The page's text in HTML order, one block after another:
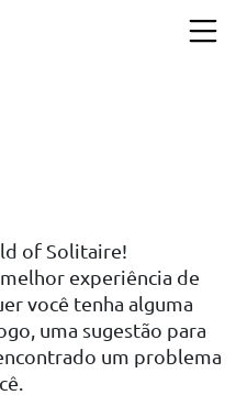
of Solitaire!
experiência de
você tenha alguma
uma sugestão para
um problema